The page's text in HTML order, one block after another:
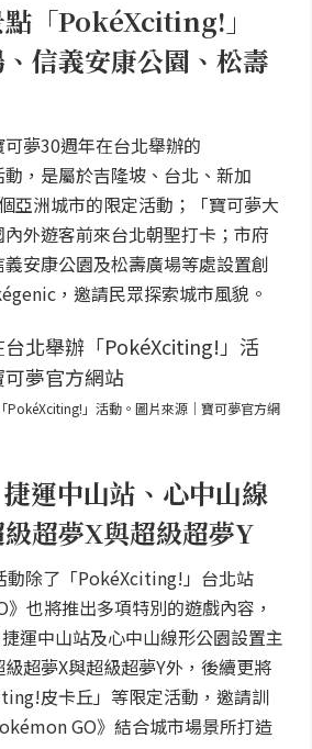
點「PokéXciting!」
信義安康公園、松壽
夢30週年在台北舉辦的
，是屬於吉隆坡、台北、新加
亞洲城市的限定活動；「寶可夢大
外遊客前來台北朝聖打卡；市府
安康公園及松壽廣場等處設置創
，邀請民眾探索城市風貌。
PokéXciting!」活動。圖片來源｜寶可夢官方網
運中山站、心中山線
超夢X與超級超夢Y
動除了「PokéXciting!」台北站
也將推出多項特別的遊戲內容，
運中山站及心中山線形公園設置主
超夢X與超級超夢Y外，後續更將
皮卡丘」等限定活動，邀請訓
GO》結合城市場景所打造